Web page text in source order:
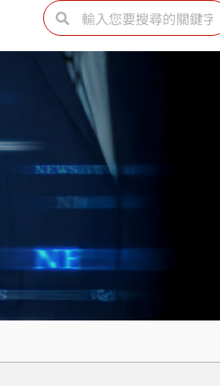
搜
尋 尋